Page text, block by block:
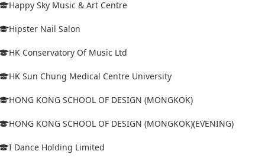
Happy Sky Music & Art Centre
Hipster Nail Salon
HK Conservatory Of Music Ltd
HK Sun Chung Medical Centre University
HONG KONG SCHOOL OF DESIGN (MONGKOK)
HONG KONG SCHOOL OF DESIGN (MONGKOK)(EVENING)
I Dance Holding Limited